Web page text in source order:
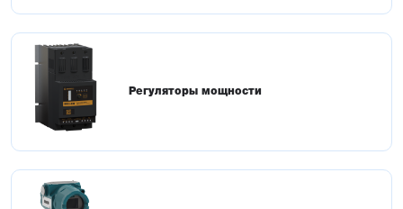
Регуляторы мощности